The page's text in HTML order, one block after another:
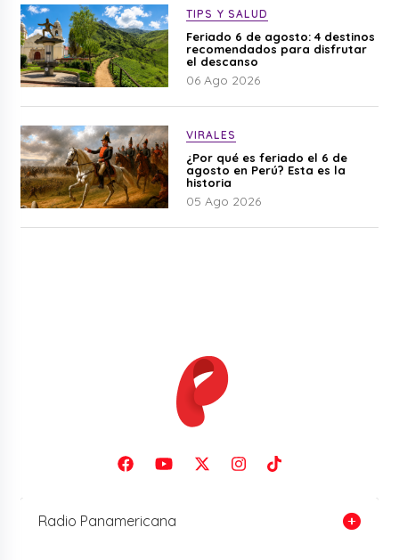
TIPS Y SALUD
Feriado 6 de agosto: 4 destinos
recomendados para disfrutar
el descanso
06 Ago 2026
VIRALES
¿Por qué es feriado el 6 de
agosto en Perú? Esta es la
historia
05 Ago 2026
Radio Panamericana